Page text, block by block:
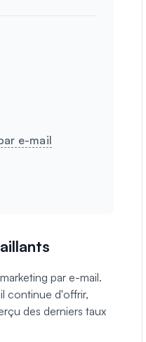
e-mail
par e-mail.
continue d'offrir,
des derniers taux